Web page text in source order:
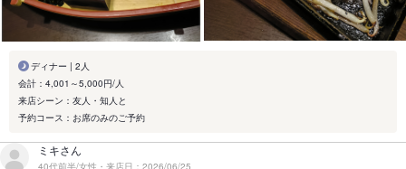
ディナー | 2人
会計：4,001～5,000円/人
来店シーン：友人・知人と
予約コース：お席のみのご予約
ミキさん
40代前半/女性・来店日：2026/06/25